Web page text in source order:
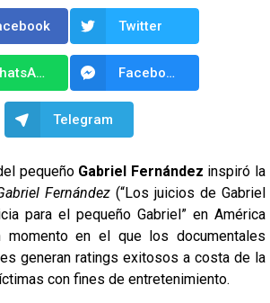
Twitter
WhatsApp Facebook Messenger
Telegram
pequeño Gabriel Fernández inspiró la
Fernández (“Los juicios de Gabriel
para el pequeño Gabriel” en América
momento en el que los documentales
generan ratings exitosos a costa de la
con fines de entretenimiento.